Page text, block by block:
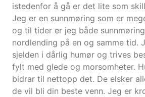
istedenfor å gå er det lite som
Jeg er en sunnmøring som er
og til tider er jeg både
nordlending på en og samme tid.
sjelden i dårlig humør og trives
fylt med glede og morsomheter.
bidrar til nettopp det. De elsker
de vil bli din beste venn. Jeg er